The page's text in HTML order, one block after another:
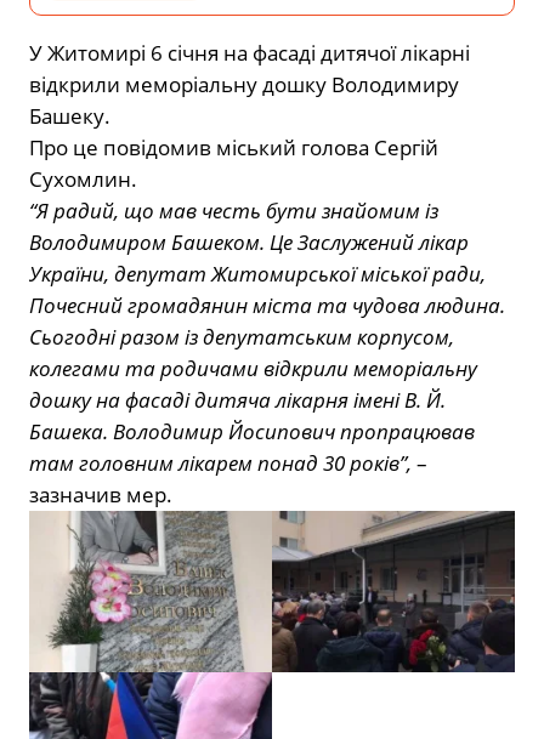
У Житомирі 6 січня на фасаді дитячої лікарні
відкрили меморіальну дошку Володимиру
Башеку.
Про це повідомив міський голова Сергій
Сухомлин.
“Я радий, що мав честь бути знайомим із
Володимиром Башеком. Це Заслужений лікар
України, депутат Житомирської міської ради,
Почесний громадянин міста та чудова людина.
Сьогодні разом із депутатським корпусом,
колегами та родичами відкрили меморіальну
дошку на фасаді дитяча лікарня імені В. Й.
Башека. Володимир Йосипович пропрацював
там головним лікарем понад 30 років”, –
зазначив мер.